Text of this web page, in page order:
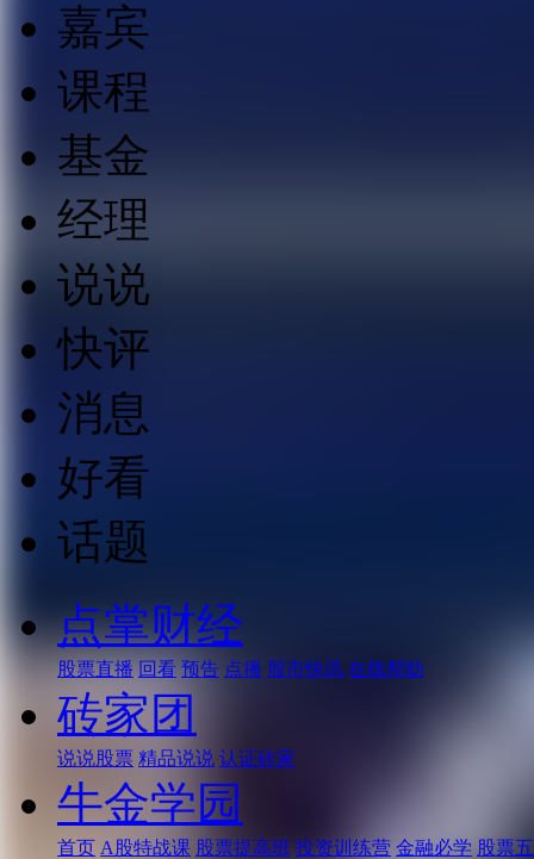
嘉宾
课程
基金
经理
说说
快评
消息
好看
话题
点掌财经
股票直播 回看 预告 点播 股市快讯 在线帮助
砖家团
说说股票 精品说说 认证砖家
牛金学园
首页 A股特战课 股票提高班 投资训练营 金融必学 股票